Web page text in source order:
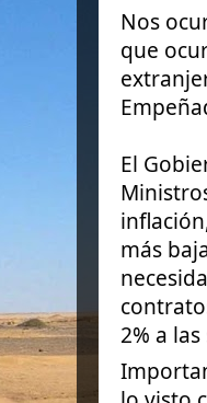
Nos
que
El
más
2% a